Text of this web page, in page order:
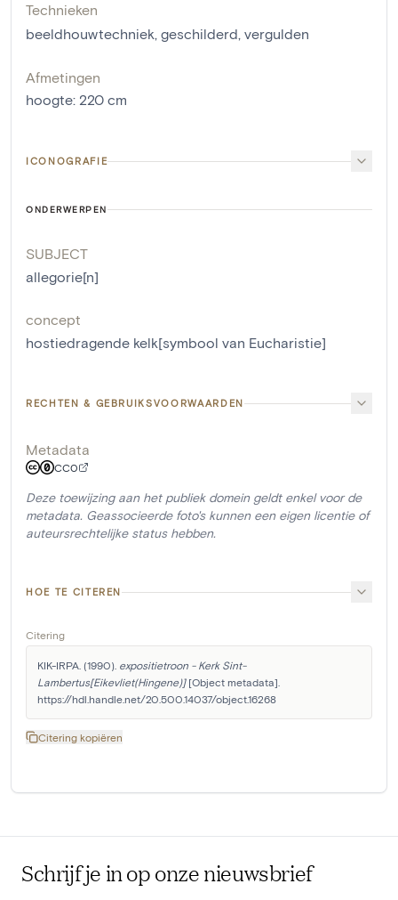
Technieken
beeldhouwtechniek, geschilderd, vergulden
Afmetingen
hoogte: 220 cm
ICONOGRAFIE
ONDERWERPEN
SUBJECT
allegorie[n]
concept
hostiedragende kelk[symbool van Eucharistie]
RECHTEN & GEBRUIKSVOORWAARDEN
Metadata
CC0
Deze toewijzing aan het publiek domein geldt enkel voor de
metadata. Geassocieerde foto's kunnen een eigen licentie of
auteursrechtelijke status hebben.
HOE TE CITEREN
Citering
KIK-IRPA. (1990). expositietroon - Kerk Sint-
Lambertus[Eikevliet(Hingene)] [Object metadata].
https://hdl.handle.net/20.500.14037/object.16268
Citering kopiëren
Schrijf je in op onze nieuwsbrief